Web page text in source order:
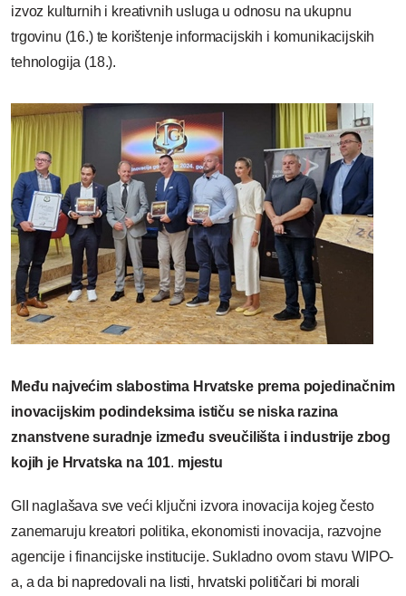
izvoz kulturnih i kreativnih usluga u odnosu na ukupnu
trgovinu (16.) te korištenje informacijskih i komunikacijskih
tehnologija (18.).
Među najvećim slabostima Hrvatske prema pojedinačnim
inovacijskim podindeksima ističu se niska razina
znanstvene suradnje između sveučilišta i industrije zbog
kojih je Hrvatska na 101. mjestu
GII naglašava sve veći ključni izvora inovacija kojeg često
zanemaruju kreatori politika, ekonomisti inovacija, razvojne
agencije i financijske institucije. Sukladno ovom stavu WIPO-
a, a da bi napredovali na listi, hrvatski političari bi morali